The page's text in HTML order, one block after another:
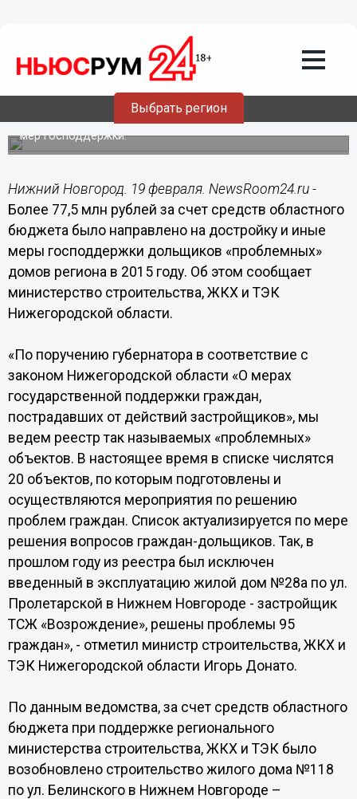
Выбрать регион
достройку и меры господдержки
дольщиков «проблемных» домов
региона в 2015 году
По данным министерства строительства, ЖКХ и ТЭК
Нижегородской области, более 1 700 жителей региона
смогут решить свои жилищные проблемы с помощью
мер господдержки.
Нижний Новгород. 19 февраля. NewsRoom24.ru -
Более 77,5 млн рублей за счет средств областного
бюджета было направлено на достройку и иные
меры господдержки дольщиков «проблемных»
домов региона в 2015 году. Об этом сообщает
министерство строительства, ЖКХ и ТЭК
Нижегородской области.
«По поручению губернатора в соответствие с
законом Нижегородской области «О мерах
государственной поддержки граждан,
пострадавших от действий застройщиков», мы
ведем реестр так называемых «проблемных»
объектов. В настоящее время в списке числятся
20 объектов, по которым подготовлены и
осуществляются мероприятия по решению
проблем граждан. Список актуализируется по мере
решения вопросов граждан-дольщиков. Так, в
прошлом году из реестра был исключен
введенный в эксплуатацию жилой дом №28а по ул.
Пролетарской в Нижнем Новгороде - застройщик
ТСЖ «Возрождение», решены проблемы 95
граждан», - отметил министр строительства, ЖКХ и
ТЭК Нижегородской области Игорь Донато.
По данным ведомства, за счет средств областного
бюджета при поддержке регионального
министерства строительства, ЖКХ и ТЭК было
возобновлено строительство жилого дома №118
по ул. Белинского в Нижнем Новгороде –